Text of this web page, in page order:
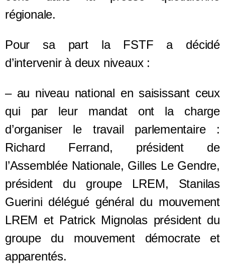
régionale.
Pour sa part la FSTF a décidé
d’intervenir à deux niveaux :
– au niveau national en saisissant ceux
qui par leur mandat ont la charge
d’organiser le travail parlementaire :
Richard Ferrand, président de
l’Assemblée Nationale, Gilles Le Gendre,
président du groupe LREM, Stanilas
Guerini délégué général du mouvement
LREM et Patrick Mignolas président du
groupe du mouvement démocrate et
apparentés.